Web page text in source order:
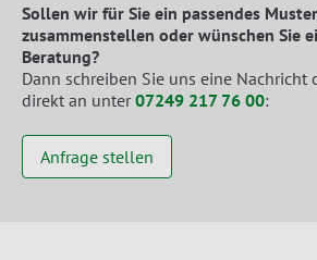
Sollen wir für Sie ein passendes
zusammenstellen oder wünschen Sie
Beratung?
Dann schreiben Sie uns eine Nachricht
direkt an unter07249 217 76 00:
Anfrage stellen